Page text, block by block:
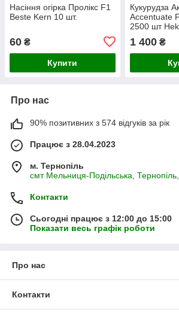
Насіння огірка Пролікс F1
Beste Kern 10 шт.
60 ₴
Купити
Кукурудза
Accentuate
2500 шт
1 400₴
Про нас
90% позитивних з 574 відгуків за рік
Працює з 28.04.2023
м. Тернопіль
смт Мельниця-Подільська,
Контакти
Сьогодні працює з 12:00 до 15:00
Показати весь графік роботи
Про нас
Контакти